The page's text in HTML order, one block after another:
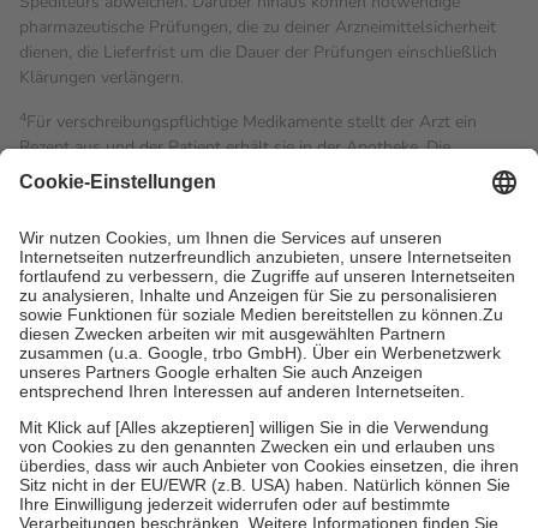
pharmazeutische Prüfungen, die zu deiner Arzneimittelsicherheit
dienen, die Lieferfrist um die Dauer der Prüfungen einschließlich
Klärungen verlängern.
4Für verschreibungspflichtige Medikamente stellt der Arzt ein
Rezept aus und der Patient erhält sie in der Apotheke. Die
gesetzliche Krankenversicherung übernimmt in der Regel die
Kosten dafür, der Versicherte trägt einen Teil davon als Zuzahlung
Grundsätzlich leisten Mitglieder Zuzahlungen in Höhe von zehn
Prozent des Abgabepreises,mindestensjedochfünf Euround
höchstens zehn Euro.Es sind jedoch nie mehr als die
tatsächlichen Kosten der Leistung zu entrichten.
Diese Regeln gelten grundsätzlich auch für Online-Apotheken.
Bei Heilmitteln und häuslicher Krankenpflege beträgt die
Zuzahlung zehn Prozent der Kosten sowie zehn Euro je
Verordnung.
Um das Engagement der Versicherten für ihre eigene Gesundheit
zu stärken und die besondere Stellung der Familie zu unterstützen,
fallenkeine Zuzahlungenan bei: